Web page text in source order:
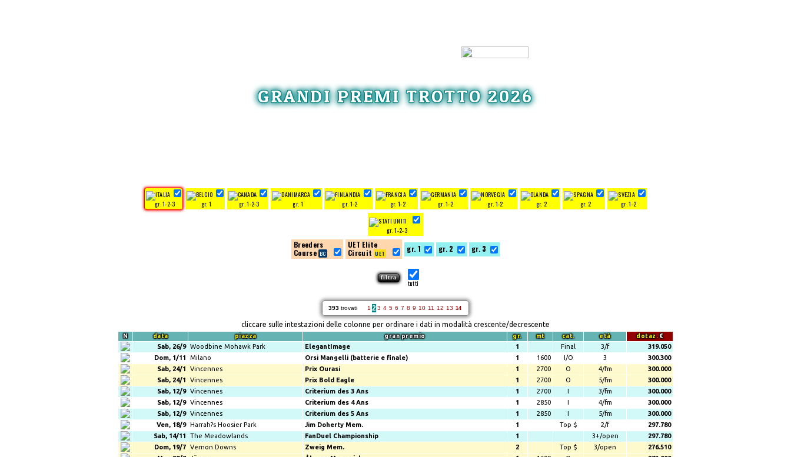
GRANDI PREMI TROTTO 2026
gr. 1-2-3 gr. 1 gr. 1-2-3 gr. 1 gr. 1-2 gr. 1-2 gr. 1-2 gr. 1-2 gr. 2 gr. 2 gr. 1-2
gr. 1-2-3
Breeders
Course
UET Elite
Circuit
gr. 1 gr. 2 gr. 3
tutti
393 trovati 1 23 4 5 6 7 8 9 10 11 12 13 14
cliccare sulle intestazioni delle colonne per ordinare i dati in modalità crescente/decrescente
N data piazza gran premio gr. mt cat. età dotaz.€
Sab, 26/9 Woodbine Mohawk Park ElegantImage 1 Final 3/f
319.050
Dom, 1/11
Milano Orsi Mangelli (batterie e finale) 1 1600 I/O 3
300.300
Sab, 24/1
Vincennes Prix Ourasi 1 2700 O 4/fm
300.000
Sab, 24/1
Vincennes Prix Bold Eagle 1 2700 O 5/fm
300.000
Sab, 12/9 Vincennes Criterium des 3 Ans 1 2700 I 3/fm
300.000
Sab, 12/9 Vincennes Criterium des 4 Ans 1 2850 I 4/fm
300.000
Sab, 12/9 Vincennes Criterium des 5 Ans 1 2850 I 5/fm
300.000
Ven, 18/9 Harrah?s Hoosier Park Jim Doherty Mem. 1 Top $ 2/f
297.780
Sab, 14/11
The Meadowlands FanDuel Championship 1 3+/open
297.780
Dom, 19/7 Vernon Downs Zweig Mem. 2 Top $ 3/open
276.510